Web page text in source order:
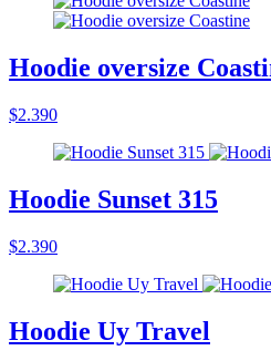
Hoodie oversize
$2.390
Hoodie Sunset 315
$2.390
Hoodie Uy Travel